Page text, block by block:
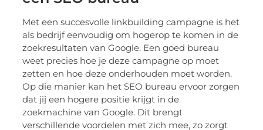
Met een succesvolle linkbuilding campagne is het
als bedrijf eenvoudig om hogerop te komen in de
zoekresultaten van Google. Een goed bureau
weet precies hoe je deze campagne op moet
zetten en hoe deze onderhouden moet worden.
Op die manier kan het SEO bureau ervoor zorgen
dat jij een hogere positie krijgt in de
zoekmachine van Google. Dit brengt
verschillende voordelen met zich mee, zo zorgt